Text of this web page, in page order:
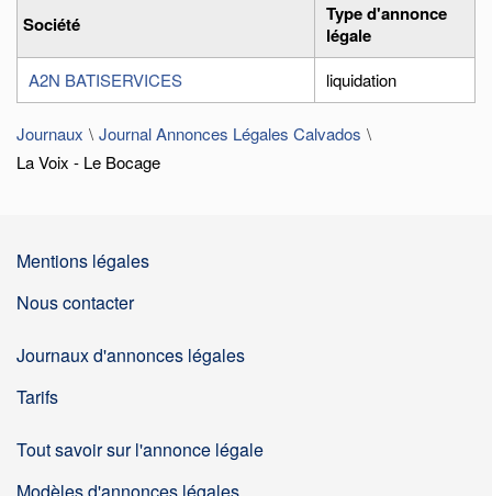
Société
Type d'annonce
légale
A2N BATISERVICES liquidation
Journaux
Journal Annonces Légales Calvados
La Voix - Le Bocage
Mentions légales
Nous contacter
Journaux d'annonces légales
Tarifs
Tout savoir sur l'annonce légale